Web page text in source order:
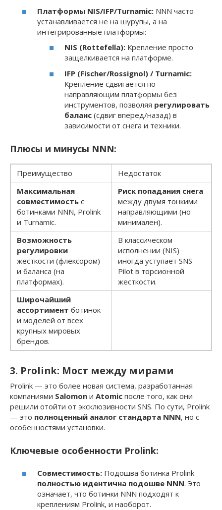
Платформы NIS/IFP/Turnamic: NNN часто
устанавливается не на шурупы, а на
интегрированные платформы:
NIS (Rottefella): Крепление просто
защелкивается на платформе.
IFP (Fischer/Rossignol) / Turnamic:
Крепление сдвигается по
направляющим платформы без
инструментов, позволяя регулировать
баланс (сдвиг вперед/назад) в
зависимости от снега и техники.
Плюсы и минусы NNN:
Преимущество
Недостаток
Максимальная
совместимость с
ботинками NNN, Prolink
и Turnamic.
Риск попадания снега
между двумя тонкими
направляющими (но
минимален).
Возможность
регулировки
жесткости (флексором)
и баланса (на
платформах).
В классическом
исполнении (NIS)
иногда уступает SNS
Pilot в торсионной
жесткости.
Широчайший
ассортимент ботинок
и моделей от всех
крупных мировых
брендов.
3. Prolink: Мост между мирами
Prolink — это более новая система, разработанная
компаниями Salomon и Atomic после того, как они
решили отойти от эксклюзивности SNS. По сути, Prolink
— это полноценный аналог стандарта NNN, но с
особенностями установки.
Ключевые особенности Prolink:
Совместимость: Подошва ботинка Prolink
полностью идентична подошве NNN. Это
означает, что ботинки NNN подходят к
креплениям Prolink, и наоборот.